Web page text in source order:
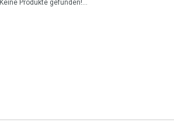
Keine Produkte gefunden!...